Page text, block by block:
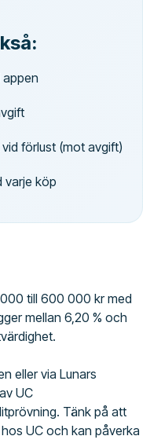
förlust (mot avgift)
varje köp
till 600 000 kr med
mellan 6,20 % och
eller via Lunars
UC
Tänk på att
UC och kan påverka